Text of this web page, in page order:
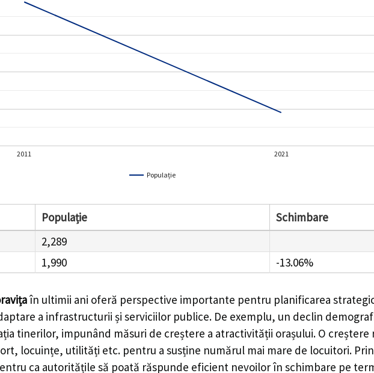
Populație
2011 2021
Populație
Schimbare
2,289
1,990 -13.06%
în ultimii ani oferă perspective importante pentru planificarea
a infrastructurii și serviciilor publice. De exemplu, un declin
tinerilor, impunând măsuri de creștere a atractivității orașului. O creștere
locuințe, utilități etc. pentru a susține numărul mai mare de locuitori.
ca autoritățile să poată răspunde eficient nevoilor în schimbare pe